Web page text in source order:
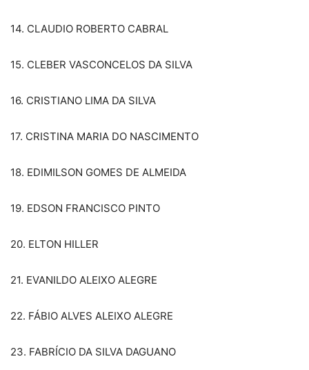
14. CLAUDIO ROBERTO CABRAL
15. CLEBER VASCONCELOS DA SILVA
16. CRISTIANO LIMA DA SILVA
17. CRISTINA MARIA DO NASCIMENTO
18. EDIMILSON GOMES DE ALMEIDA
19. EDSON FRANCISCO PINTO
20. ELTON HILLER
21. EVANILDO ALEIXO ALEGRE
22. FÁBIO ALVES ALEIXO ALEGRE
23. FABRÍCIO DA SILVA DAGUANO